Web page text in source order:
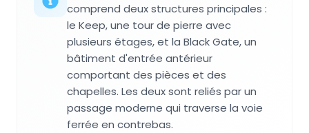
comprend deux structures principales :
le Keep, une tour de pierre avec
plusieurs étages, et la Black Gate, un
bâtiment d'entrée antérieur
comportant des pièces et des
chapelles. Les deux sont reliés par un
passage moderne qui traverse la voie
ferrée en contrebas.